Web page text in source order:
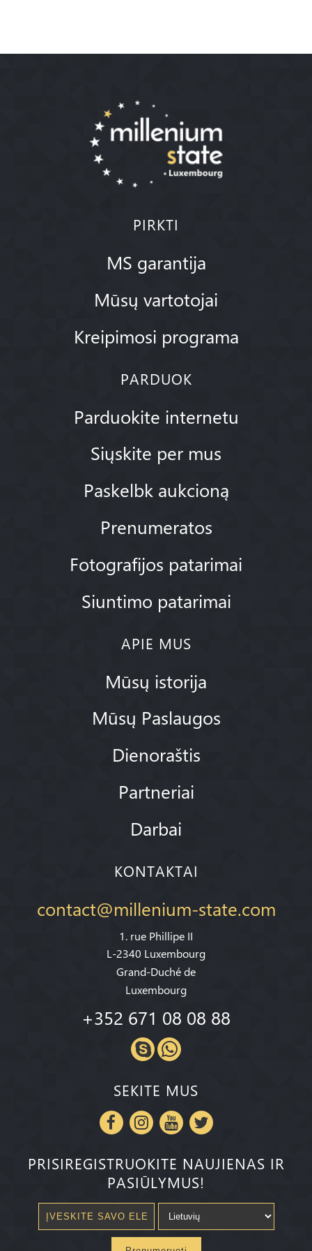
PIRKTI
MS garantija
Mūsų vartotojai
Kreipimosi programa
PARDUOK
Parduokite internetu
Siųskite per mus
Paskelbk aukcioną
Prenumeratos
Fotografijos patarimai
Siuntimo patarimai
APIE MUS
Mūsų istorija
Mūsų Paslaugos
Dienoraštis
Partneriai
Darbai
KONTAKTAI
contact@millenium-state.com
1. rue Phillipe II
L-2340 Luxembourg
Grand-Duché de
Luxembourg
+352 671 08 08 88
SEKITE MUS
PRISIREGISTRUOKITE NAUJIENAS IR
PASIŪLYMUS!